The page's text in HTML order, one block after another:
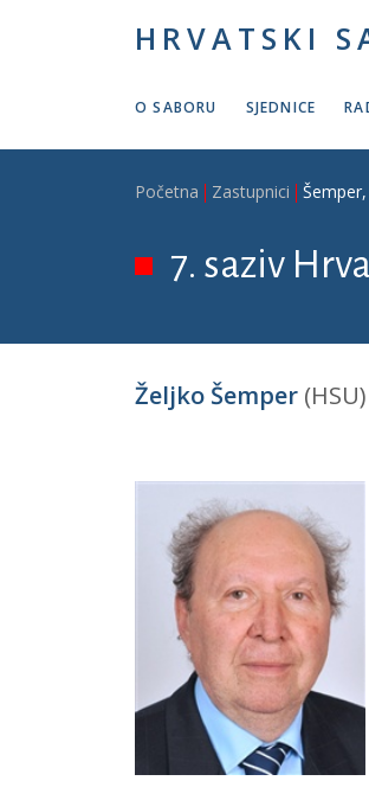
HRVATSKI
O SABORU SJEDNICE
Breadcrumb
Početna Zastupnici
7. saziv
Željko Šemper (HSU)